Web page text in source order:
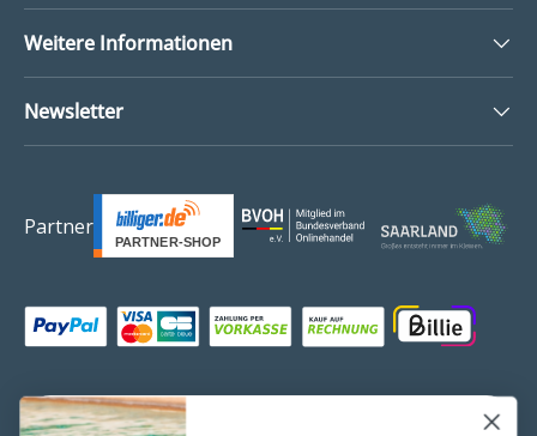
Weitere Informationen
Newsletter
Zahlungsmethoden
Partner
Land/Region
Frankreich (EUR €)